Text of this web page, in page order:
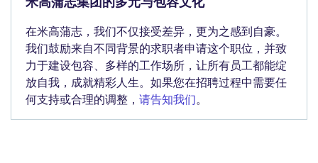
在米高蒲志，我们不仅接受差异，更为之感到自豪。
我们鼓励来自不同背景的求职者申请这个职位，并致
力于建设包容、多样的工作场所，让所有员工都能绽
放自我，成就精彩人生。如果您在招聘过程中需要任
何支持或合理的调整， 请告知我们。